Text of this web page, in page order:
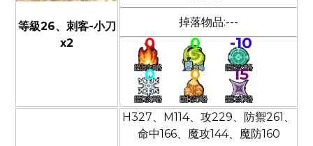
等級26、刺客-小刀
x2
掉落物品:---
0 0
-10
0
0 15
H327、M114、攻229、防禦261、
命中166、魔攻144、魔防160